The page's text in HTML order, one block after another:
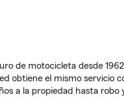
de motocicleta desde
obtiene el mismo servicio
a la propiedad hasta